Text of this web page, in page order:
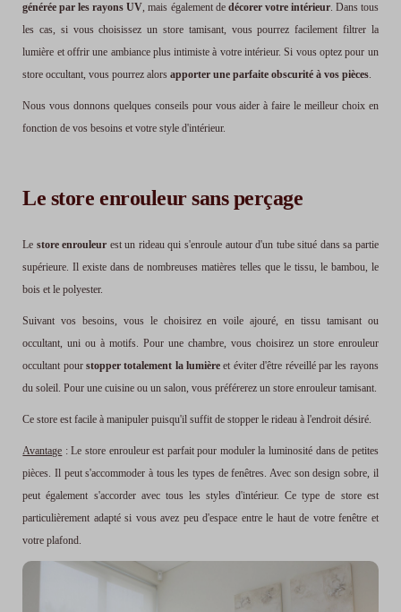
générée par les rayons UV, mais également de décorer votre intérieur. Dans tous
les cas, si vous choisissez un store tamisant, vous pourrez facilement filtrer la
lumière et offrir une ambiance plus intimiste à votre intérieur. Si vous optez pour un
store occultant, vous pourrez alorsapporter une parfaite obscurité à vos pièces.
Nous vous donnons quelques conseils pour vous aider à faire le meilleur choix en
fonction de vos besoins et votre style d'intérieur.
Le store enrouleur sans perçage
Le store enrouleur est un rideau qui s'enroule autour d'un tube situé dans sa partie
supérieure. Il existe dans de nombreuses matières telles que le tissu, le bambou, le
bois et le polyester.
Suivant vos besoins, vous le choisirez en voile ajouré, en tissu tamisant ou
occultant, uni ou à motifs. Pour une chambre, vous choisirez un store enrouleur
occultant pourstopper totalement la lumière et éviter d'être réveillé par les rayons
du soleil. Pour une cuisine ou un salon, vous préférerez un store enrouleur tamisant.
Ce store est facile à manipuler puisqu'il suffit de stopper le rideau à l'endroit désiré.
Avantage : Le store enrouleur est parfait pour moduler la luminosité dans de petites
pièces. Il peut s'accommoder à tous les types de fenêtres. Avec son design sobre, il
peut également s'accorder avec tous les styles d'intérieur. Ce type de store est
particulièrement adapté si vous avez peu d'espace entre le haut de votre fenêtre et
votre plafond.